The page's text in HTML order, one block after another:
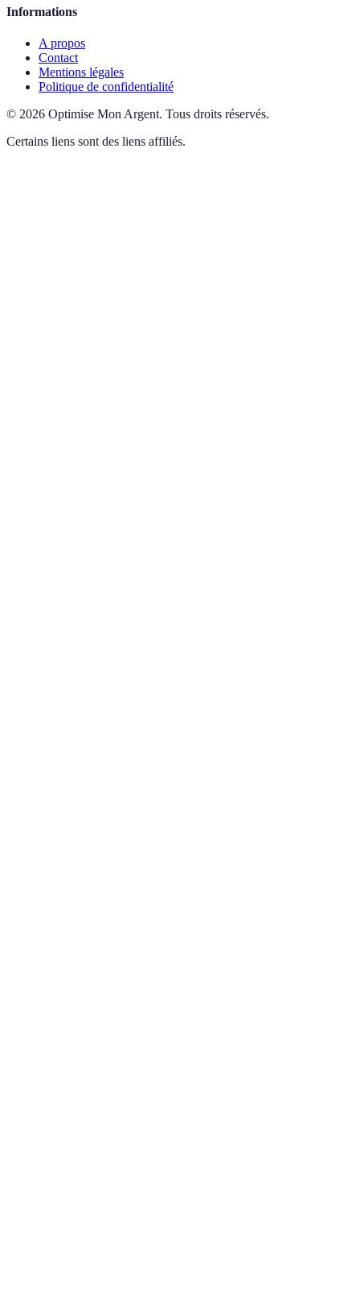
Informations
A propos
Contact
Mentions légales
Politique de confidentialité
© 2026 Optimise Mon Argent. Tous droits réservés.
Certains liens sont des liens affiliés.